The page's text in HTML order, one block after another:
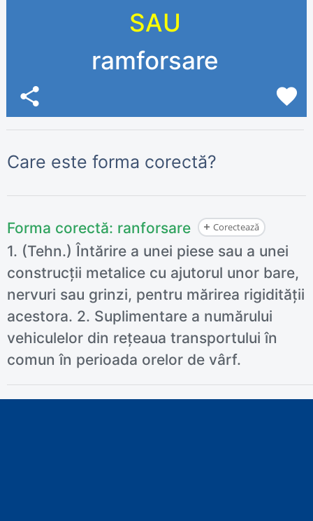
SAU
ramforsare
share favorite
Care este forma corectă?
Forma corectă: ranforsare Corectează
1. (Tehn.) Întărire a unei piese sau a unei
construcții metalice cu ajutorul unor bare,
nervuri sau grinzi, pentru mărirea rigidității
acestora. 2. Suplimentare a numărului
vehiculelor din rețeaua transportului în
comun în perioada orelor de vârf.